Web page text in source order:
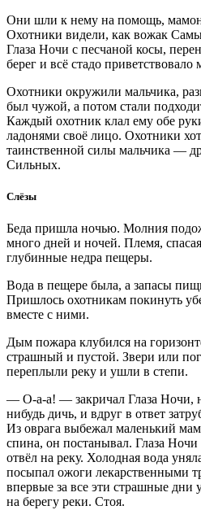
Они шли к нему на помощь,
Охотники видели, как вожак
Глаза Ночи с песчаной косы,
берег и всё стадо приветствовало
Охотники окружили мальчика,
был чужой, а потом стали
Каждый охотник клал ему обе
ладонями своё лицо. Охотники
таинственной силы мальчика —
Сильных.
Слёзы
Беда пришла ночью. Молния
много дней и ночей. Племя,
глубинные недра пещеры.
Вода в пещере была, а запасы
Пришлось охотникам покинуть
вместе с ними.
Дым пожара клубился на
страшный и пустой. Звери или
переплыли реку и ушли в степи.
— О-а-а! — закричал Глаза Ночи,
нибудь дичь, и вдруг в ответ
Из оврага выбежал маленький
спина, он постанывал. Глаза
отвёл на реку. Холодная вода
посыпал ожоги лекарственными
впервые за все эти страшные дни
на берегу реки. Стоя.